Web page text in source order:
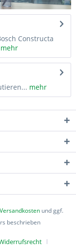
Constructa
mehr
mehr
Versandkosten und ggf.
beschrieben